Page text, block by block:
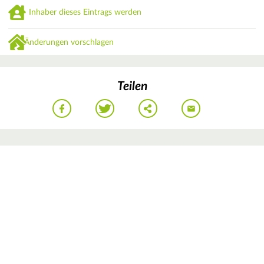
Inhaber dieses Eintrags werden
Änderungen vorschlagen
Teilen